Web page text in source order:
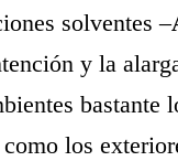
solventes –
y la
bastante
los